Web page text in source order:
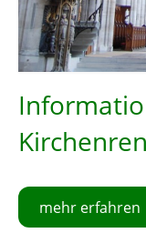
Kirchen
Geschichte
mehr erfahren